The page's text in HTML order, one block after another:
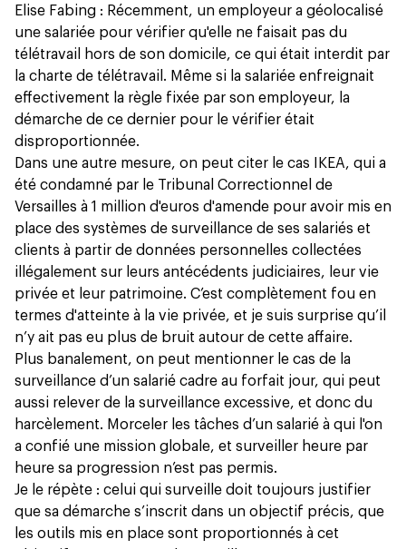
Elise Fabing : Récemment, un employeur a géolocalisé
une salariée pour vérifier qu'elle ne faisait pas du
télétravail hors de son domicile, ce qui était interdit par
la charte de télétravail. Même si la salariée enfreignait
effectivement la règle fixée par son employeur, la
démarche de ce dernier pour le vérifier était
disproportionnée.
Dans une autre mesure, on peut citer le cas IKEA, qui a
été condamné par le Tribunal Correctionnel de
Versailles à 1 million d'euros d'amende pour avoir mis en
place des systèmes de surveillance de ses salariés et
clients à partir de données personnelles collectées
illégalement sur leurs antécédents judiciaires, leur vie
privée et leur patrimoine. C’est complètement fou en
termes d'atteinte à la vie privée, et je suis surprise qu’il
n’y ait pas eu plus de bruit autour de cette affaire.
Plus banalement, on peut mentionner le cas de la
surveillance d’un salarié cadre au forfait jour, qui peut
aussi relever de la surveillance excessive, et donc du
harcèlement. Morceler les tâches d’un salarié à qui l'on
a confié une mission globale, et surveiller heure par
heure sa progression n’est pas permis.
Je le répète : celui qui surveille doit toujours justifier
que sa démarche s’inscrit dans un objectif précis, que
les outils mis en place sont proportionnés à cet